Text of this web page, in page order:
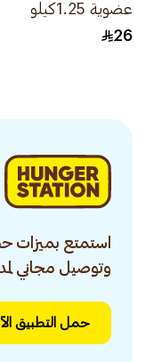
عضوية 1.25كيلو
26
استمتع
وتوصيل مجاني
حمل التطبيق